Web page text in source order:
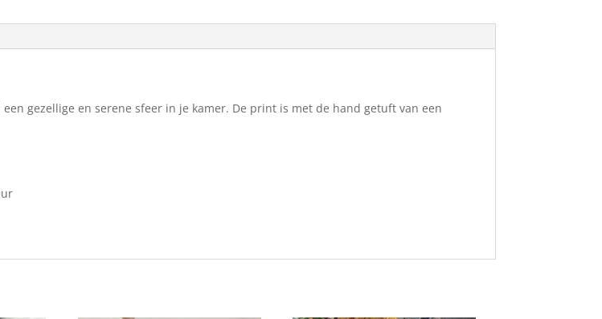
gezellige en serene sfeer in je kamer. De print is met de hand getuft van een